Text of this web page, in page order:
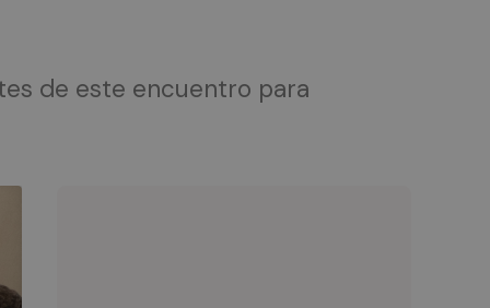
de este encuentro para